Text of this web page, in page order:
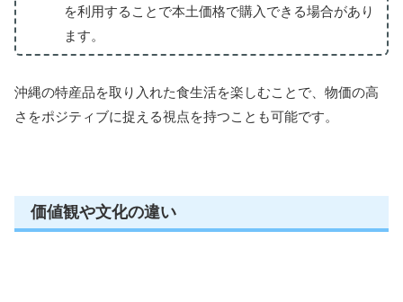
を利用することで本土価格で購入できる場合があり
ます。
沖縄の特産品を取り入れた食生活を楽しむことで、物価の高
さをポジティブに捉える視点を持つことも可能です。
価値観や文化の違い